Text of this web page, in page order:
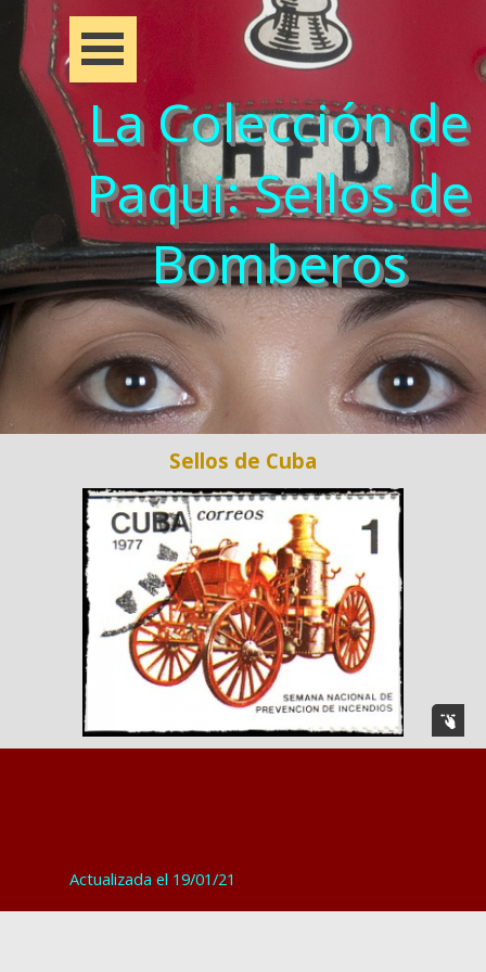
La Colección de
Paqui: Sellos de
Bomberos
Sellos de Cuba
Actualizada el 19/01/21